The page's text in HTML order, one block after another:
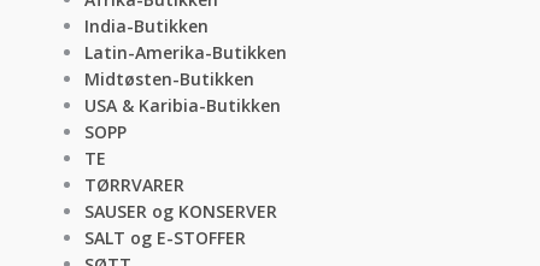
India-Butikken
Latin-Amerika-Butikken
Midtøsten-Butikken
USA & Karibia-Butikken
SOPP
TE
TØRRVARER
SAUSER og KONSERVER
SALT og E-STOFFER